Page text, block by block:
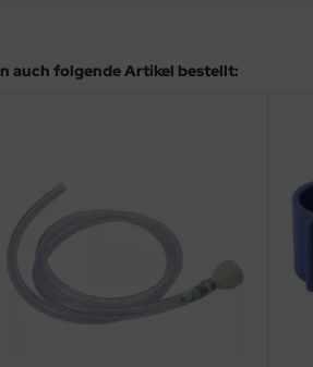
auch folgende Artikel bestellt: